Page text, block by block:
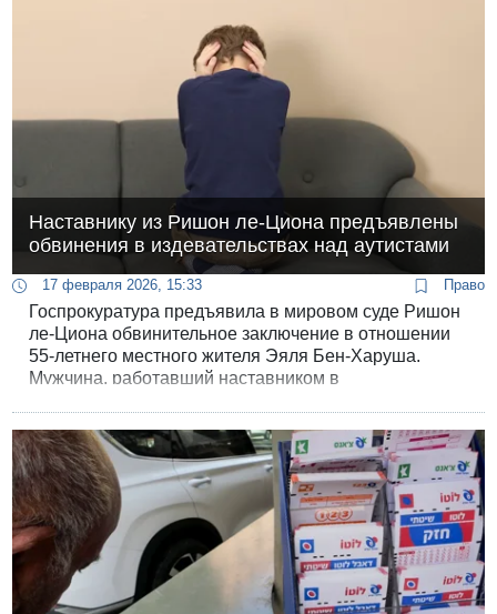
Наставнику из Ришон ле-Циона предъявлены
обвинения в издевательствах над аутистами
17 февраля 2026, 15:33 Право
Госпрокуратура предъявила в мировом суде Ришон
ле-Циона обвинительное заключение в отношении
55-летнего местного жителя Эяля Бен-Харуша.
Мужчина, работавший наставником в
в систематическом применении насилия по
отношению к своим подопечным.